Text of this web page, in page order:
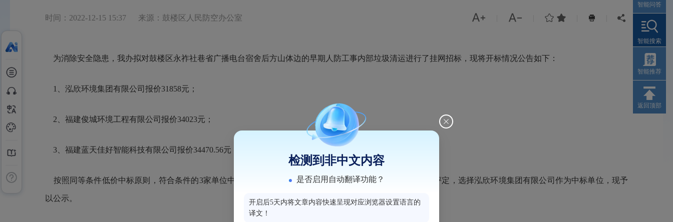
时间：2022-12-15 15:37 来源：鼓楼区人民防空办公室      
为消除安全隐患 ，我办拟对鼓楼区永祚社巷省广播电台宿舍后方山体边的早期人防工事内部垃圾清运进行了挂网招标，现将开标情况公告如下：
1、 泓欣环境集团有限公司报价31858元；
2、福建俊城环境工程有限公司报价34023元；
3、福建蓝天佳好智能科技有限公司报价34470.56元；
按照同等条件低价中标原则，符合条件的3家单位中 有限公司报价31858元，报价最低，经本办评定，选择泓欣环境集团有限公司作为中标单位，现予
以公示。
智能问答
智能搜索
智能推荐
返回顶部
检测到非中文内容
是否启用自动翻译功能？
开启后5天内将文章内容快速呈现对应浏览器设置语言的
译文！